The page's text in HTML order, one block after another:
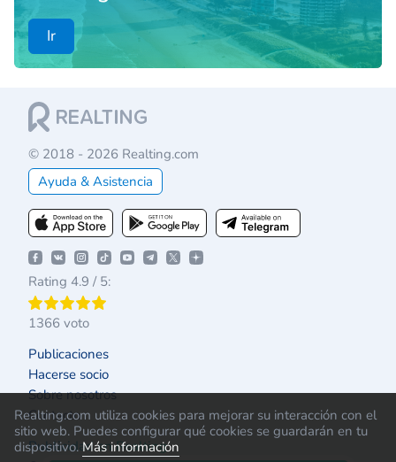
Realting.com utiliza cookies para mejorar su interacción con el
sitio web. Puedes configurar qué cookies se guardarán en tu
dispositivo. Más información
Ir
© 2018 - 2026 Realting.com
Ayuda & Asistencia
Rating 4.9 / 5:
1366 voto
Publicaciones
Hacerse socio
Sobre nosotros
Contacto
Publicidad en Realting